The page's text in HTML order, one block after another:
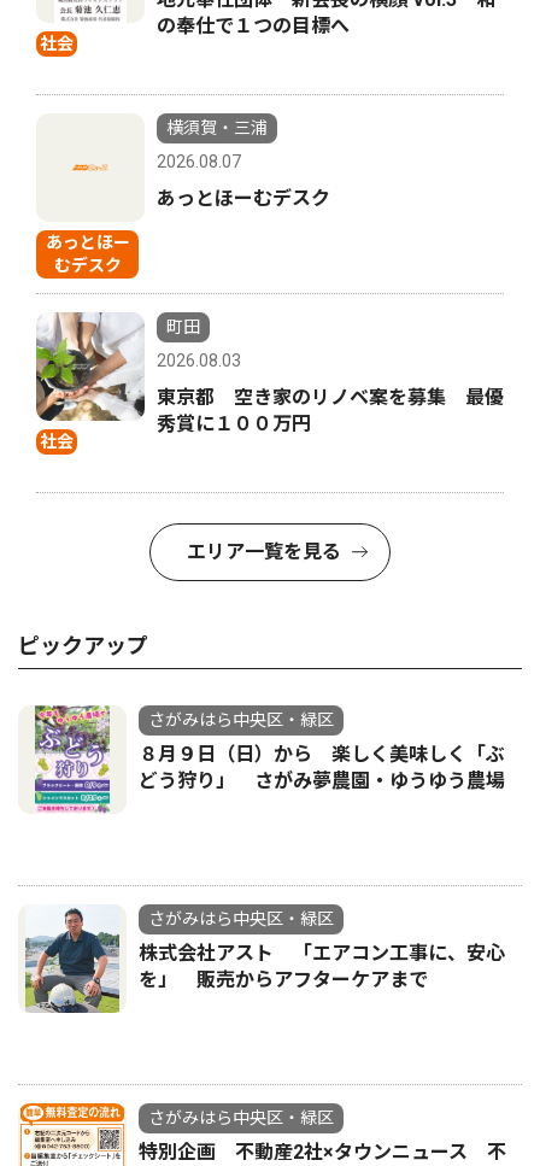
社会
の奉仕で１つの目標へ
あっとほー
むデスク
横須賀・三浦
2026.08.07
あっとほーむデスク
社会
町田
2026.08.03
東京都 空き家のリノベ案を募集 最優
秀賞に１００万円
エリア一覧を見る
ピックアップ
さがみはら中央区・緑区
８月９日（日）から 楽しく美味しく「ぶ
どう狩り」 さがみ夢農園・ゆうゆう農場
さがみはら中央区・緑区
株式会社アスト 「エアコン工事に、安心
を」 販売からアフターケアまで
さがみはら中央区・緑区
特別企画 不動産2社×タウンニュース 不